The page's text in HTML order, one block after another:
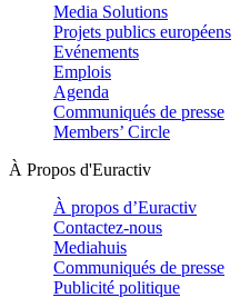
Media Solutions
Projets publics européens
Evénements
Emplois
Agenda
Communiqués de presse
Members’ Circle
À Propos d'Euractiv
À propos d’Euractiv
Contactez-nous
Mediahuis
Communiqués de presse
Publicité politique